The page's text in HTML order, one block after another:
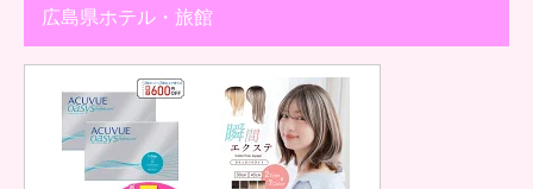
広島県ホテル・旅館